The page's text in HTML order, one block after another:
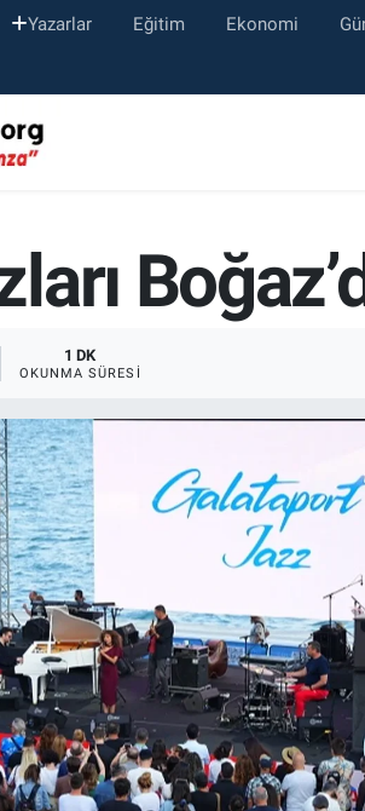
Yazarlar Eğitim Ekonomi
1 DK
OKUNMA SÜRESI